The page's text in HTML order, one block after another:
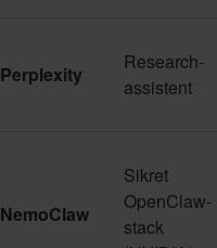
Perplexity
Research-
assistent
NemoClaw
Sikret
OpenClaw-
stack